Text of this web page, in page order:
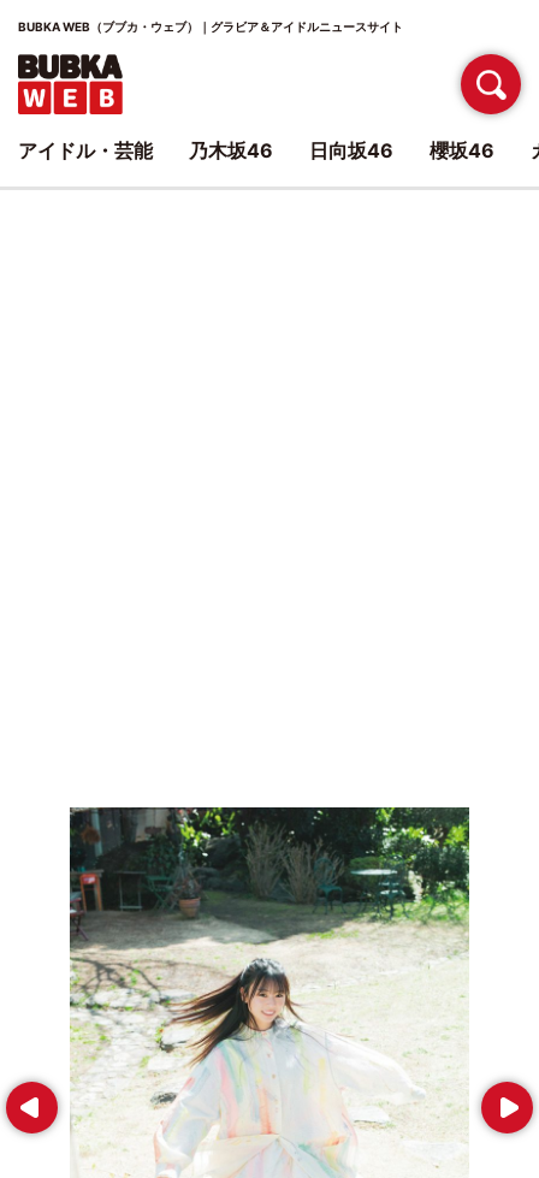
BUBKA WEB（ブブカ・ウェブ）｜グラビア＆アイドルニュースサイト
Prev Next
アイドル・芸能 乃木坂46 日向坂46 櫻坂46